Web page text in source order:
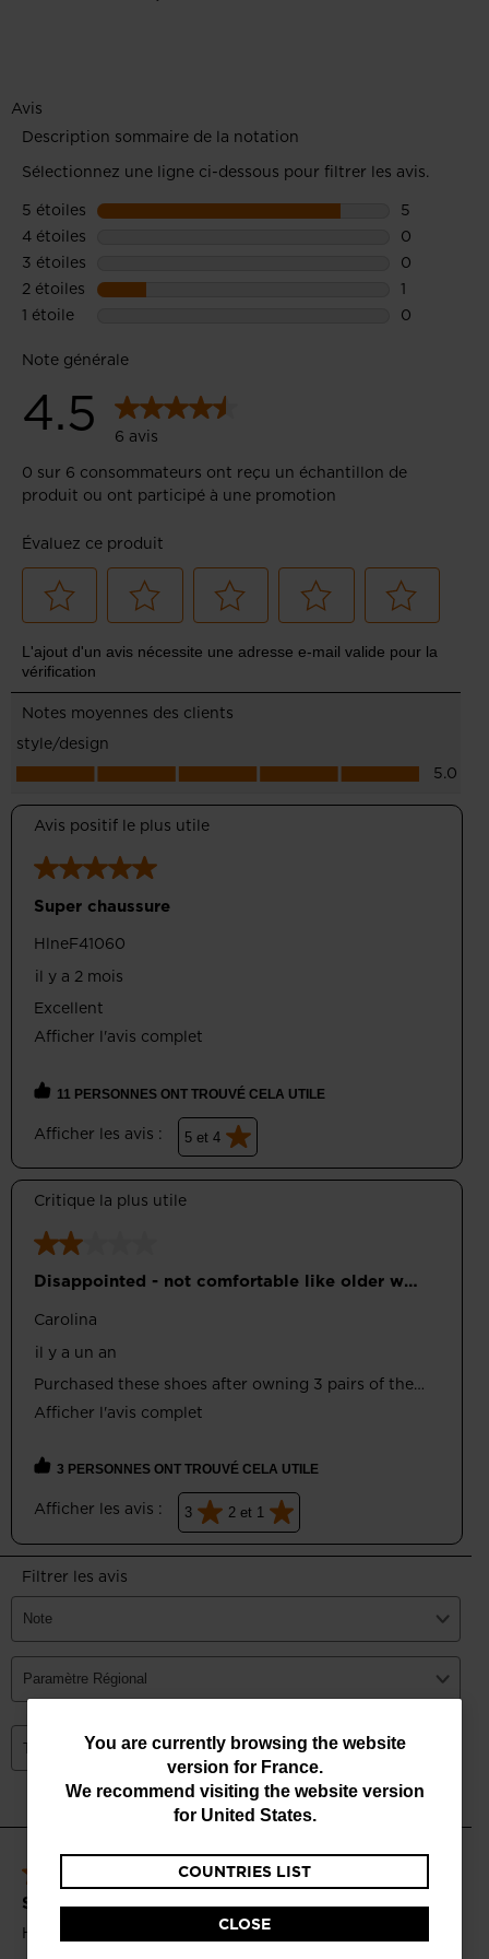
You
are
website
version
You are currently browsing the website
version for France.
We recommend visiting the website version
for United States.
COUNTRIES LIST
CLOSE